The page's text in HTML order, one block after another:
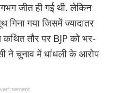
जीत ही गई थी. लेकिन
गया जिसमें ज्यादातर
तौर पर BJP को भर-
ने चुनाव में धांधली के आरोप